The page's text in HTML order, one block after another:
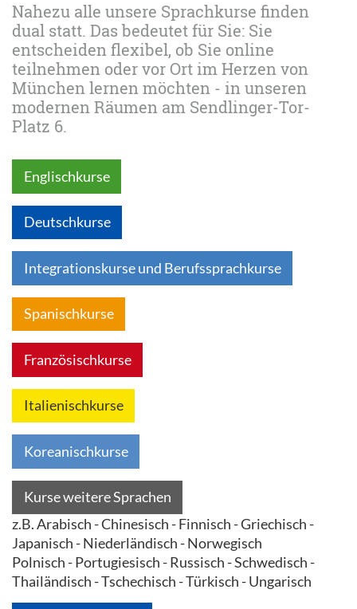
Nahezu alle unsere Sprachkurse finden
dual statt. Das bedeutet für Sie: Sie
entscheiden flexibel, ob Sie online
teilnehmen oder vor Ort im Herzen von
München lernen möchten - in unseren
modernen Räumen am Sendlinger-Tor-
Platz 6.
Englischkurse
Deutschkurse
Integrationskurse und Berufssprachkurse
Spanischkurse
Französischkurse
Italienischkurse
Koreanischkurse
Kurse weitere Sprachen
z.B. Arabisch - Chinesisch - Finnisch - Griechisch -
Japanisch - Niederländisch - Norwegisch
Polnisch - Portugiesisch - Russisch - Schwedisch -
Thailändisch - Tschechisch - Türkisch - Ungarisch